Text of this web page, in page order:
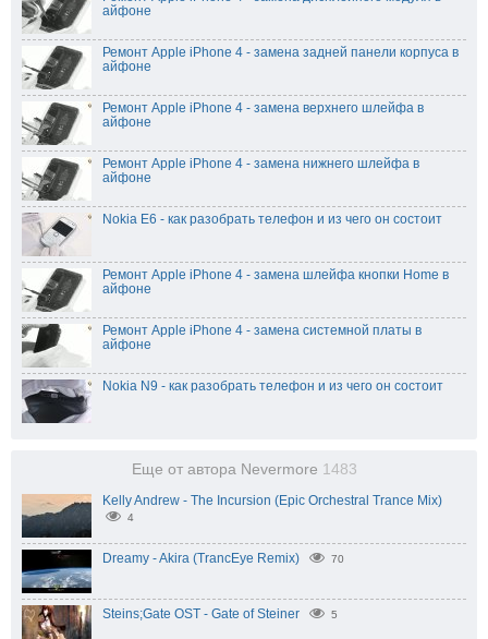
айфоне
Ремонт Apple iPhone 4 - замена задней панели корпуса в
айфоне
Ремонт Apple iPhone 4 - замена верхнего шлейфа в
айфоне
Ремонт Apple iPhone 4 - замена нижнего шлейфа в
айфоне
Nokia E6 - как разобрать телефон и из чего он состоит
Ремонт Apple iPhone 4 - замена шлейфа кнопки Home в
айфоне
Ремонт Apple iPhone 4 - замена системной платы в
айфоне
Nokia N9 - как разобрать телефон и из чего он состоит
Еще от автора Nevermore 1483
Kelly Andrew - The Incursion (Epic Orchestral Trance Mix)
4
Dreamy - Akira (TrancEye Remix) 70
Steins;Gate OST - Gate of Steiner 5